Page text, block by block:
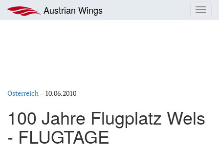
Inhalt
springen
Austrian Wings
Österreich– 10.06.2010
100 Jahre Flugplatz Wels
- FLUGTAGE